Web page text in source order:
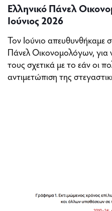
Ελληνικό Πάνελ
Ιούνιος 2026
Τον Ιούνιο απευθυνθήκαμε
Πάνελ Οικονομολόγων, για
τους σχετικά με το εάν οι
αντιμετώπιση της